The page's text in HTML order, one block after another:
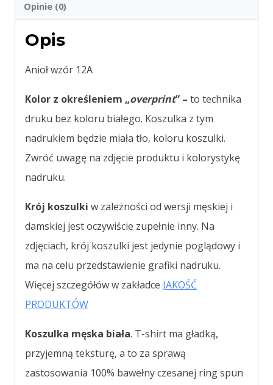
Opinie (0)
Opis
Anioł wzór 12A
Kolor z określeniem „overprint” – to technika
druku bez koloru białego. Koszulka z tym
nadrukiem będzie miała tło, koloru koszulki.
Zwróć uwagę na zdjęcie produktu i kolorystykę
nadruku.
Krój koszulki w zależności od wersji męskiej i
damskiej jest oczywiście zupełnie inny. Na
zdjęciach, krój koszulki jest jedynie poglądowy i
ma na celu przedstawienie grafiki nadruku.
Więcej szczegółów w zakładce JAKOŚĆ
PRODUKTÓW
Koszulka męska biała. T-shirt ma gładką,
przyjemną teksturę, a to za sprawą
zastosowania 100% bawełny czesanej ring spun